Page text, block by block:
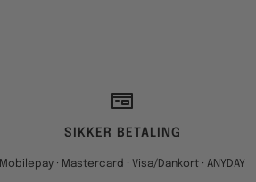
SIKKER BETALING
Mobilepay · Mastercard · Visa/Dankort · ANYDAY